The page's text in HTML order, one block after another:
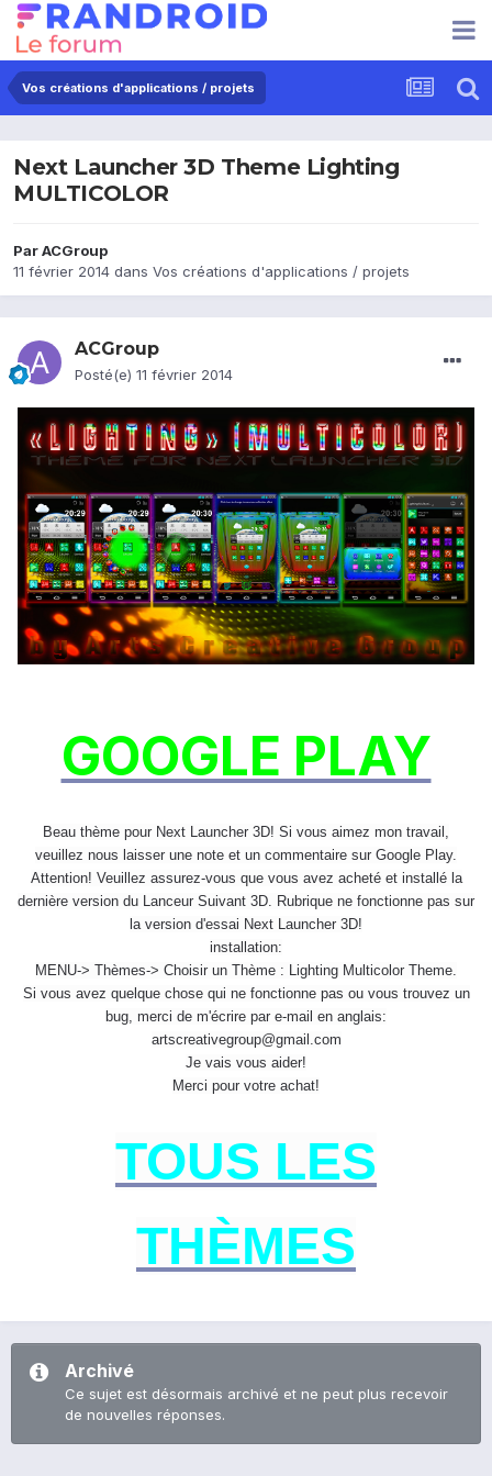
Vos créations d'applications / projets
Next Launcher 3D Theme Lighting
MULTICOLOR
ParACGroup
11 février 2014 dans Vos créations d'applications / projets
ACGroup
Posté(e) 11 février 2014
GOOGLE PLAY
Beau thème pour Next Launcher 3D! Si vous aimez mon travail,
veuillez nous laisser une note et un commentaire sur Google Play.
Attention! Veuillez assurez-vous que vous avez acheté et installé la
dernière version du Lanceur Suivant 3D. Rubrique ne fonctionne pas sur
la version d'essai Next Launcher 3D!
installation:
MENU-> Thèmes-> Choisir un Thème : Lighting Multicolor Theme.
Si vous avez quelque chose qui ne fonctionne pas ou vous trouvez un
bug, merci de m'écrire par e-mail en anglais:
artscreativegroup@gmail.com
Je vais vous aider!
Merci pour votre achat!
TOUS LES
THÈMES
Archivé
Ce sujet est désormais archivé et ne peut plus recevoir
de nouvelles réponses.